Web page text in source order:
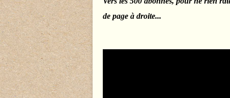
de page à droite...